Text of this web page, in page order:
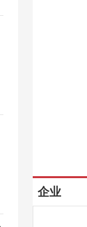
企业